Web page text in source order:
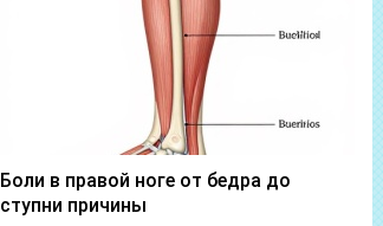
Боли в правой ноге от бедра до
ступни причины